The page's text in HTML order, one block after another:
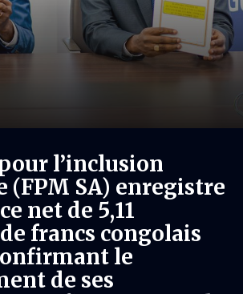
l’inclusion
(FPM SA) enregistre
net de 5,11
francs congolais
le
de ses